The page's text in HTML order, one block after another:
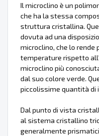
Il microclino è un
che ha la stessa
struttura cristallina.
dovuta ad una
microclino, che lo rende
temperature rispetto
microclino più
dal suo colore verde.
piccolissime quantità di
Dal punto di vista
al sistema cristallino
generalmente